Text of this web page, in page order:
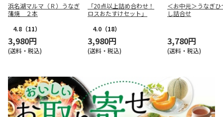
浜名湖マルマ（Ｒ）うなぎ
蒲焼 ２本
4.8 （11）
3,980円
(送料・税込)
「20点以上詰め合わせ！
ロスおたすけセット」
4.0 （18）
3,980円
(送料・税込)
＜お中元＞うなぎひ
し詰合せ
3,780円
(送料・税込)